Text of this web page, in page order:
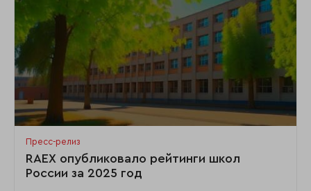
Пресс-релиз
RAEX опубликовало рейтинги школ
России за 2025 год